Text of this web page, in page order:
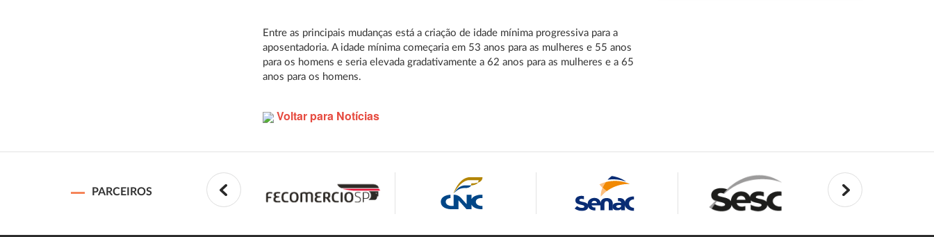
Entre as principais mudanças está a criação de idade mínima progressiva para a
aposentadoria. A idade mínima começaria em 53 anos para as mulheres e 55 anos
para os homens e seria elevada gradativamente a 62 anos para as mulheres e a 65
anos para os homens.
Voltar para Notícias
PARCEIROS